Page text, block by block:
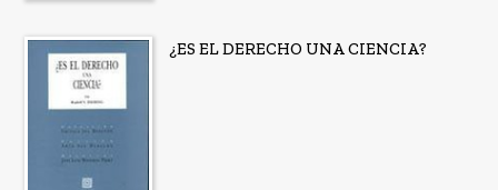
¿ES EL DERECHO UNA CIENCIA?